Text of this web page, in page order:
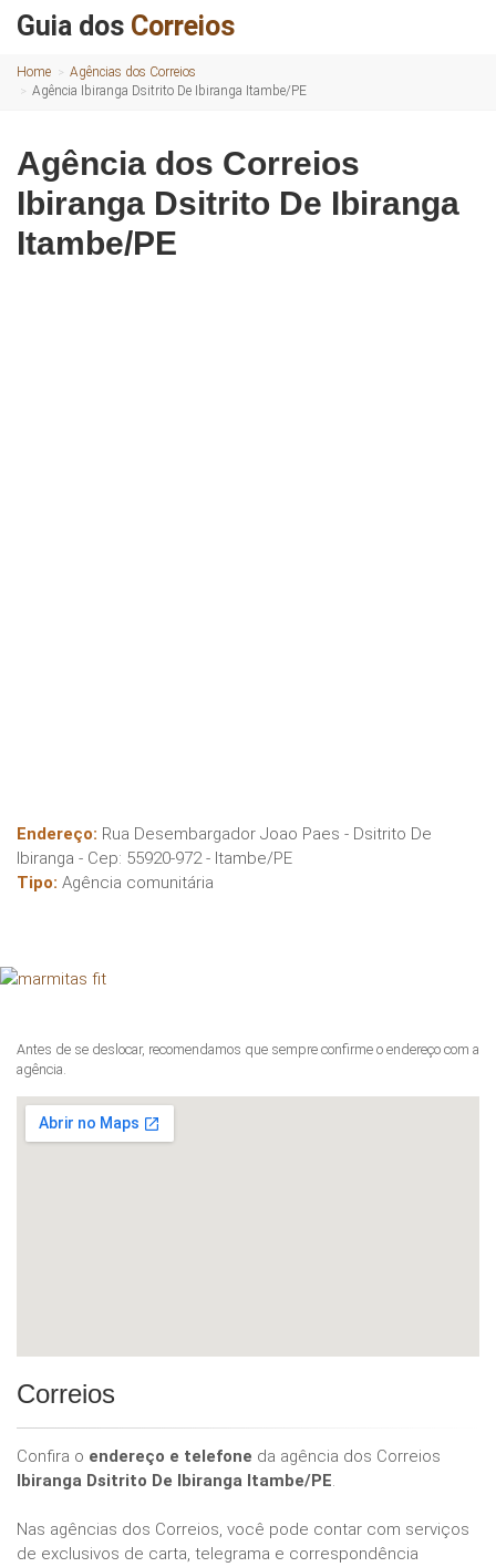
Guia dos Correios
Home
Agências dos Correios
Agência Ibiranga Dsitrito De Ibiranga Itambe/PE
Agência dos Correios
Ibiranga Dsitrito De Ibiranga
Itambe/PE
Endereço: Rua Desembargador Joao Paes - Dsitrito De
Ibiranga - Cep: 55920-972- Itambe/PE
Tipo: Agência comunitária
Antes de se deslocar, recomendamos que sempre confirme o endereço com a
agência.
Correios
Confira o endereço e telefone da agência dos Correios
Ibiranga Dsitrito De Ibiranga Itambe/PE.
Nas agências dos Correios, você pode contar com serviços
de exclusivos de carta, telegrama e correspondência